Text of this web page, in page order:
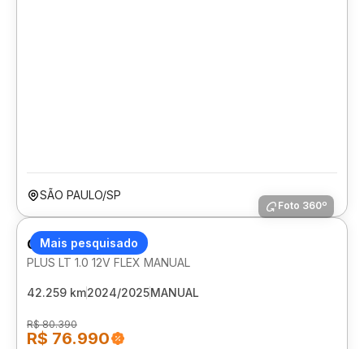
SÃO PAULO/SP
Mais pesquisado
Foto 360º
CHEVROLET ONIX
PLUS LT 1.0 12V FLEX MANUAL
42.259 km2024/2025MANUAL
R$ 80.390
R$ 76.990